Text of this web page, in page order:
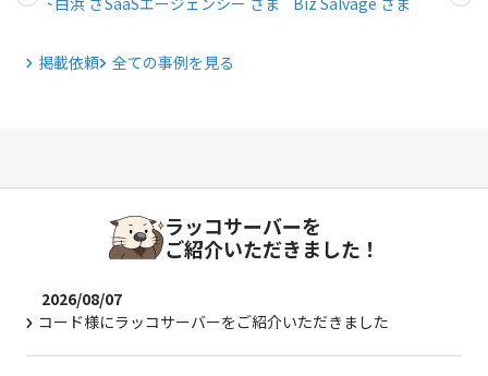
掲載依頼 全ての事例を見る
ラッコサーバーを
ご紹介いただきました！
2026/08/07
コード様にラッコサーバーをご紹介いただきました